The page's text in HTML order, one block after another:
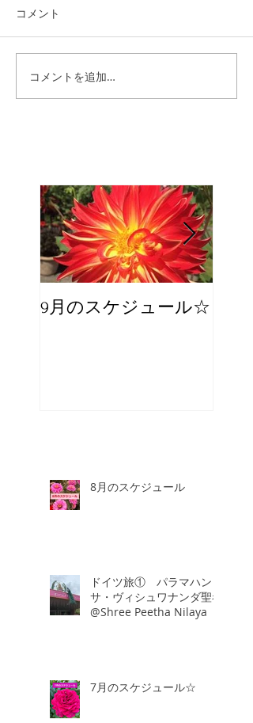
コメント
コメントを追加…
9月のスケジュール☆
8月のスケジュール
ドイツ旅① パラマハン
サ・ヴィシュワナンダ聖者
@Shree Peetha Nilaya
7月のスケジュール☆